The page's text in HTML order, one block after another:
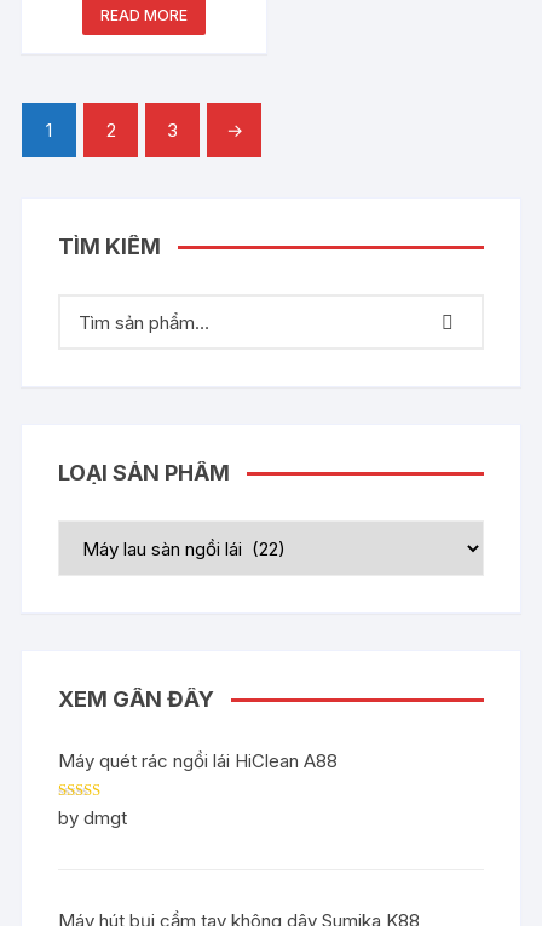
Rated
5.00
READ MORE
1 2 3 →
TÌM KIẾM
LOẠI SẢN PHẨM
XEM GẦN ĐÂY
Máy quét rác ngồi lái HiClean A88
Rated5out
of 5
by dmgt
Máy hút bụi cầm tay không dây Sumika K88